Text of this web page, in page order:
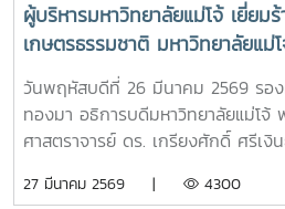
ผู้บริหารมหาวิทยาลัยแม่โจ้ เยี่ย
เกษตรธรรมชาติ มหาวิทยาลัยแม่
เพื่อเป็นแหล่งรวมสินค้าออร์แกนิ
เกษตรอินทรีย์
วันพฤหัสบดีที่ 26 มีนาคม 2569 รอง
ทองมา อธิการบดีมหาวิทยาลัยแม่โจ้
ศาสตราจารย์ ดร. เกรียงศักดิ์ ศรีเงิ
พัฒนาเกษตรธรรมชาติ มหาวิทยาลัยแ
27 มีนาคม 2569 | 4300